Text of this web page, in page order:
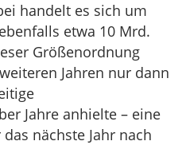
handelt es sich um
etwa 10 Mrd.
Größenordnung
Jahren nur dann
Jahre anhielte – eine
nächste Jahr nach